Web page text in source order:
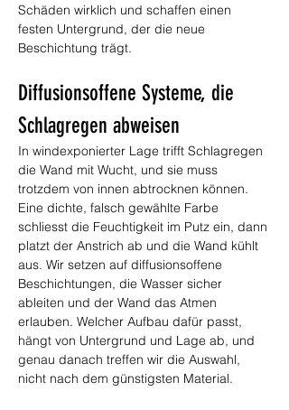
Schäden wirklich und schaffen einen
festen Untergrund, der die neue
Beschichtung trägt.
Diffusionsoffene Systeme, die
Schlagregen abweisen
In windexponierter Lage trifft Schlagregen
die Wand mit Wucht, und sie muss
trotzdem von innen abtrocknen können.
Eine dichte, falsch gewählte Farbe
schliesst die Feuchtigkeit im Putz ein, dann
platzt der Anstrich ab und die Wand kühlt
aus. Wir setzen auf diffusionsoffene
Beschichtungen, die Wasser sicher
ableiten und der Wand das Atmen
erlauben. Welcher Aufbau dafür passt,
hängt von Untergrund und Lage ab, und
genau danach treffen wir die Auswahl,
nicht nach dem günstigsten Material.